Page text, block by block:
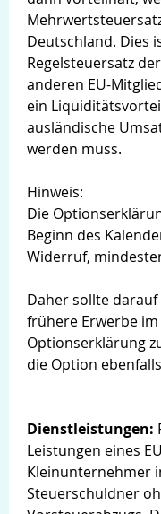
Deutschland. Dies
Regelsteuersatz
anderen EU-
ein
ausländische
werden muss.
Hinweis:
Die
Beginn des
Widerruf,
Daher sollte
frühere Erwerbe
Optionserklärung
die Option
Dienstleistungen:
Leistungen eines
Kleinunternehmer
Steuerschuldner